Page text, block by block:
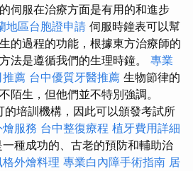
伺服在治療方面是有用的和進步
地區台胞證申請 伺服時鐘表可以幫
的過程的功能，根據東方治療師的
法是遵循我們的生理時鐘。 專業
推薦 台中優質牙醫推薦 生物節律的
陌生，但他們並不特別強調。
的培訓機構，因此可以頒發考試所
服務 台中整復療程 植牙費用詳細
種成功的、古老的預防和輔助治
外燴料理 專業白內障手術指南 居